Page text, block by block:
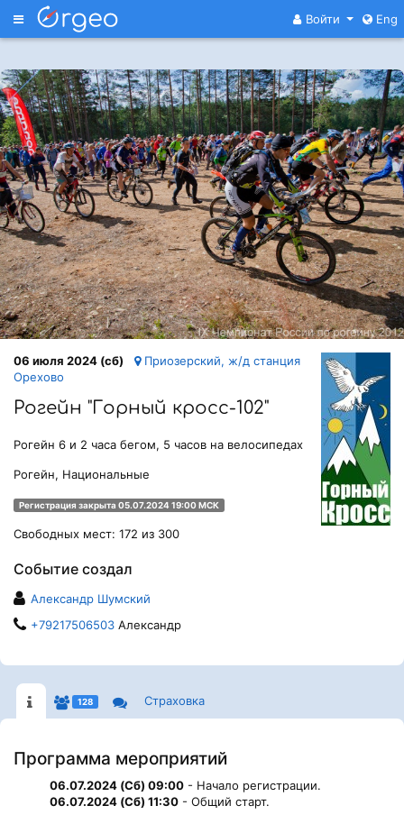
Меню Войти Eng
06 июля 2024 (сб)
Приозерский, ж/д станция
Орехово
Рогейн "Горный кросс-102"
Рогейн 6 и 2 часа бегом, 5 часов на велосипедах
Рогейн, Национальные
Регистрация закрыта 05.07.2024 19:00 МСК
Свободных мест: 172 из 300
Событие создал
Александр Шумский
+79217506503 Александр
128 Страховка
Программа мероприятий
06.07.2024 (Сб) 09:00 - Начало регистрации.
06.07.2024 (Сб) 11:30 - Общий старт.